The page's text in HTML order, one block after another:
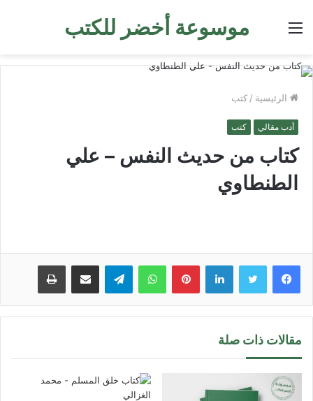
موسوعة أخضر للكتب القائمة
الرئيسية / كتب
أدب مقالي كتب
كتاب من حديث النفس – علي
الطنطاوي
لينكدإن بينتيريستواتساب تيلقرام مشاركة عبر البريد طباعة
مقالات ذات صلة